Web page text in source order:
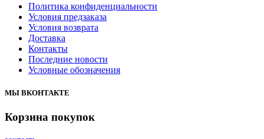
Политика конфиденциальности
Условия предзаказа
Условия возврата
Доставка
Контакты
Последние новости
Условные обозначения
МЫ ВКОНТАКТЕ
Корзина покупок